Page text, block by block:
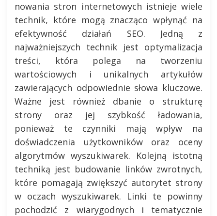
nowania stron internetowych istnieje wiele
technik, które mogą znacząco wpłynąć na
efektywność działań SEO. Jedną z
najważniejszych technik jest optymalizacja
treści, która polega na tworzeniu
wartościowych i unikalnych artykułów
zawierających odpowiednie słowa kluczowe.
Ważne jest również dbanie o strukturę
strony oraz jej szybkość ładowania,
ponieważ te czynniki mają wpływ na
doświadczenia użytkowników oraz oceny
algorytmów wyszukiwarek. Kolejną istotną
techniką jest budowanie linków zwrotnych,
które pomagają zwiększyć autorytet strony
w oczach wyszukiwarek. Linki te powinny
pochodzić z wiarygodnych i tematycznie